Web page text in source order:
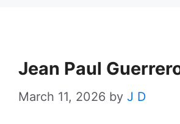
Jean Paul
March 11, 2026 by J D